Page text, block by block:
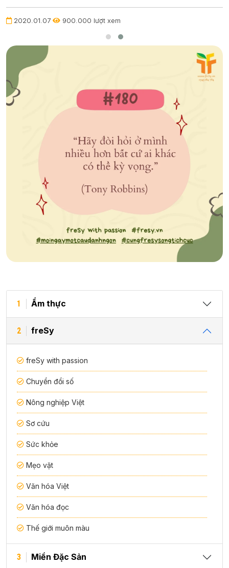
2020.01.07 900.000 lượt xem
1 Ẩm thực
2 freSy
freSy with passion
Chuyển đổi số
Nông nghiệp Việt
Sơ cứu
Sức khỏe
Mẹo vặt
Văn hóa Việt
Văn hóa đọc
Thế giới muôn màu
3 Miền Đặc Sản